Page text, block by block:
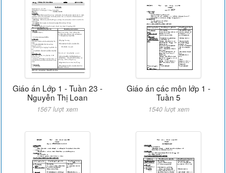
Giáo án Lớp 1 - Tuần 23 -
Nguyễn Thị Loan
1567 lượt xem
Giáo án các môn lớp 1 -
Tuần 5
1540 lượt xem